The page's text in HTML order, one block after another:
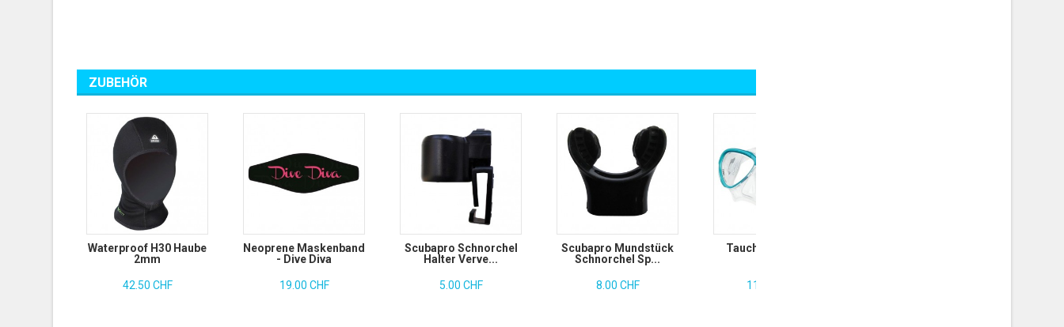
ZUBEHÖR
Waterproof H30 Haube
2mm
42.50 CHF
Neoprene Maskenband
- Dive Diva
19.00 CHF
Scubapro Schnorchel
Halter Verve...
5.00 CHF
Scubapro Mundstück
Schnorchel Sp...
8.00 CHF
Tauchmaske Tusa
119.00 CHF